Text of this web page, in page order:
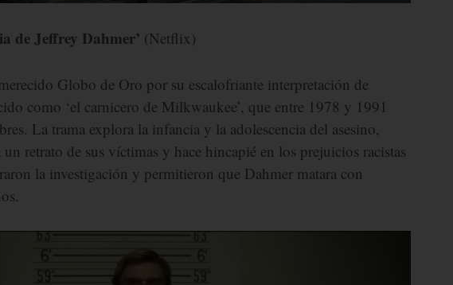
de Jeffrey Dahmer’ (Netflix)
Globo de Oro por su escalofriante interpretación de
como ‘el carnicero de Milkwaukee’, que entre 1978 y 1991
La trama explora la infancia y la adolescencia del asesino,
retrato de sus víctimas y hace hincapié en los prejuicios racistas
la investigación y permitieron que Dahmer matara con